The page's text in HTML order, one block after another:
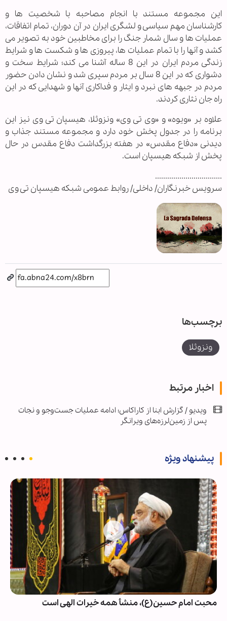
این مجموعه مستند با انجام مصاحبه با شخصیت ها و
کارشناسان مهم سیاسی و لشگری ایران در آن دوران، تمام اتفاقات،
عملیات ها و سال شمار جنگ را برای مخاطبین خود به تصویر می
کشد و آنها را با تمام عملیات ها، پیروزی ها و شکست ها و شرایط
زندگی مردم ایران در این 8 ساله آشنا می کند؛ شرایط سخت و
دشواری که در این 8 سال بر مردم سپری شد و نشان دادن حضور
مردم در جبهه های نبرد و ایثار و فداکاری آنها و شهدایی که در این
راه جان نثاری کردند.
علاوه بر «ویوه» و «وی تی وی» ونزوئلا، هیسپان تی وی نیز این
برنامه را در جدول پخش خود دارد و مجموعه مستند جذاب و
دیدنی «دفاع مقدس» در هفته بزرگداشت دفاع مقدس در حال
پخش از شبکه هیسپان است.
.................................
سرویس خبرنگاران/ داخلی/ روابط عمومی شبکه هیسپان تی وی
برچسب‌ها
ونزوئلا
اخبار مرتبط
ویدیو / گزارش ابنا از کاراکاس؛ ادامه عملیات جست‌وجو و نجات
پس از زمین‌لرزه‌های ویرانگر
پیشنهاد ویژه
محبت امام حسین(ع)، منشأ همه خیرات الهی است